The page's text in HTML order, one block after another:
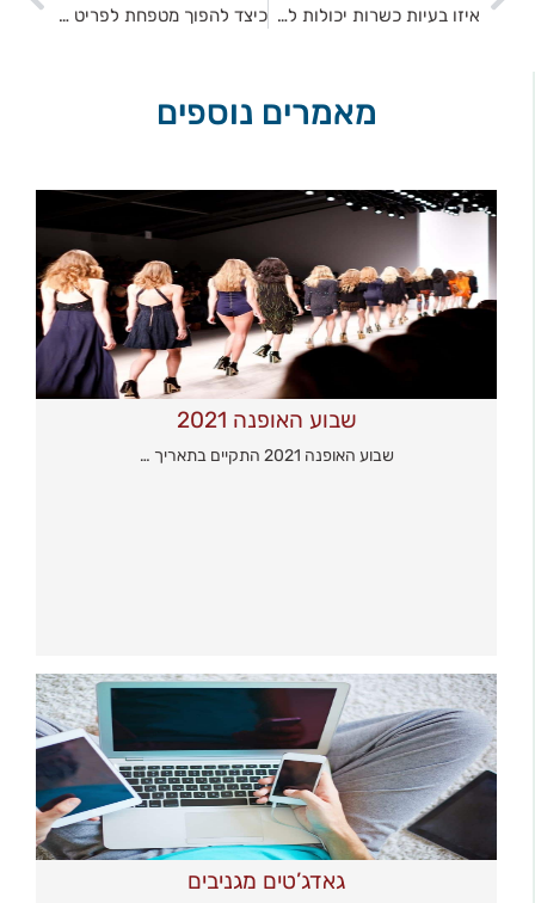
איזו בעיות כשרות יכולות להיות בבגדים? כיצד להפוך מטפחת לפריט אופנה ללוק שלכן?
מאמרים נוספים
שבוע האופנה 2021
שבוע האופנה 2021 התקיים בתאריך …
גאדג’טים מגניבים